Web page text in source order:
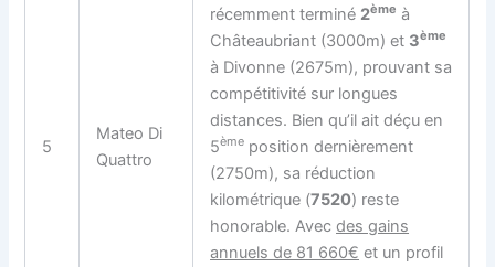
5
Mateo Di
Quattro
récemment terminé 2ème à
Châteaubriant (3000m) et 3ème
à Divonne (2675m), prouvant sa
compétitivité sur longues
distances. Bien qu’il ait déçu en
5ème position dernièrement
(2750m), sa réduction
kilométrique (7520) reste
honorable. Avecdes gains
annuels de 81 660€ et un profil